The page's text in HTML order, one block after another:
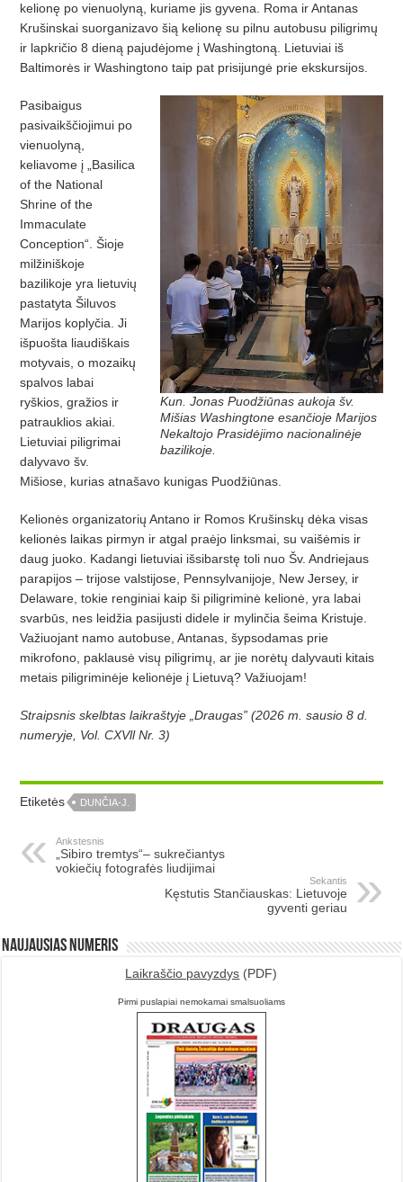
kelionę po vienuolyną, kuriame jis gyvena. Roma ir Antanas
Krušinskai suorganizavo šią kelionę su pilnu autobusu piligrimų
ir lapkričio 8 dieną pajudėjome į Washingtoną. Lietuviai iš
Baltimorės ir Washingtono taip pat prisijungė prie ekskursijos.
Kun. Jonas Puodžiūnas aukoja šv.
Mišias Washingtone esančioje Marijos
Nekaltojo Prasidėjimo nacionalinėje
bazilikoje.
Pasibaigus
pasivaikščiojimui po
vienuolyną,
keliavome į „Basilica
of the National
Shrine of the
Immaculate
Conception“. Šioje
milžiniškoje
bazilikoje yra lietuvių
pastatyta Šiluvos
Marijos koplyčia. Ji
išpuošta liaudiškais
motyvais, o mozaikų
spalvos labai
ryškios, gražios ir
patrauklios akiai.
Lietuviai piligrimai
dalyvavo šv.
Mišiose, kurias atnašavo kunigas Puodžiūnas.
Kelionės organizatorių Antano ir Romos Krušinskų dėka visas
kelionės laikas pirmyn ir atgal praėjo linksmai, su vaišėmis ir
daug juoko. Kadangi lietuviai išsibarstę toli nuo Šv. Andriejaus
parapijos – trijose valstijose, Pennsylvanijoje, New Jersey, ir
Delaware, tokie renginiai kaip ši piligriminė kelionė, yra labai
svarbūs, nes leidžia pasijusti didele ir mylinčia šeima Kristuje.
Važiuojant namo autobuse, Antanas, šypsodamas prie
mikrofono, paklausė visų piligrimų, ar jie norėtų dalyvauti kitais
metais piligriminėje kelionėje į Lietuvą? Važiuojam!
Straipsnis skelbtas laikraštyje „Draugas” (2026 m. sausio 8 d.
numeryje, Vol. CXVll Nr. 3)
Etiketės DUNČIA-J.
Ankstesnis
„Sibiro tremtys“– sukrečiantys
vokiečių fotografės liudijimai
Sekantis
Kęstutis Stančiauskas: Lietuvoje
gyventi geriau
Naujausias numeris
Laikraščio pavyzdys (PDF)
Pirmi puslapiai nemokamai smalsuoliams